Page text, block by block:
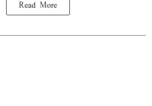
Read More